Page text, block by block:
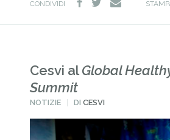
CONDIVIDI
e-
Cesvi alGlobal
Summit
PUBBLICATO
NOTIZIE DICESVI